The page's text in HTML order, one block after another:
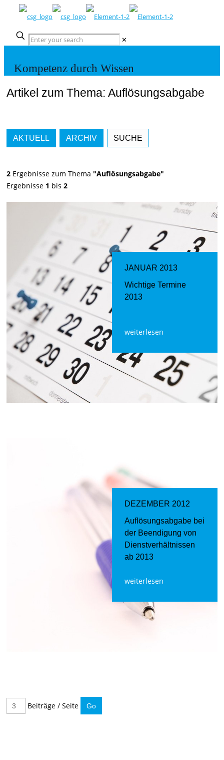
✕
Kompetenz durch Wissen
Artikel zum Thema: Auflösungsabgabe
AKTUELL ARCHIV SUCHE
2 Ergebnisse zum Thema "Auflösungsabgabe"
Ergebnisse 1 bis 2
JANUAR 2013
Wichtige Termine
2013
weiterlesen
DEZEMBER 2012
Auflösungsabgabe bei
der Beendigung von
Dienstverhältnissen
ab 2013
weiterlesen
Beiträge / Seite